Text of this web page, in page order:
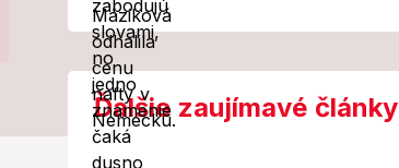
Ďalšie zaujímavé články